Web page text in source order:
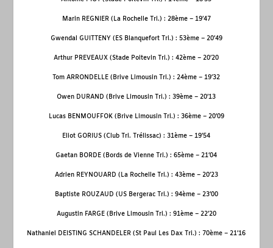
Marin REGNIER (La Rochelle Tri.) : 28ème– 19’47
Gwendal GUITTENY (ES Blanquefort Tri.) : 53ème– 20’49
Arthur PREVEAUX (Stade Poitevin Tri.) : 42ème – 20’20
Tom ARRONDELLE (Brive Limousin Tri.) : 24ème – 19’32
Owen DURAND (Brive Limousin Tri.) : 39ème – 20’13
Lucas BENMOUFFOK (Brive Limousin Tri.) : 36ème– 20’09
Eliot GORIUS (Club Tri. Trélissac) : 31ème – 19’54
Gaetan BORDE (Bords de Vienne Tri.) : 65ème – 21’04
Adrien REYNOUARD (La Rochelle Tri.) : 43ème– 20’23
Baptiste ROUZAUD (US Bergerac Tri.) : 94ème– 23’00
Augustin FARGE (Brive Limousin Tri.) : 91ème– 22’20
Nathaniel DEISTING SCHANDELER (St Paul Les Dax Tri.) : 70ème – 21’16